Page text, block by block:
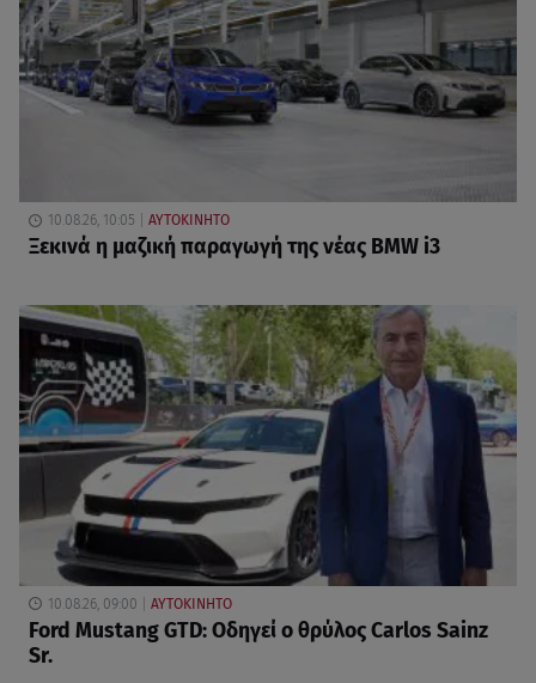
10.08.26, 10:05 ΑΥΤΟΚΙΝΗΤΟ
Ξεκινά η μαζική παραγωγή της νέας BMW i3
10.08.26, 09:00 ΑΥΤΟΚΙΝΗΤΟ
Ford Mustang GTD: Οδηγεί ο θρύλος Carlos Sainz
Sr.